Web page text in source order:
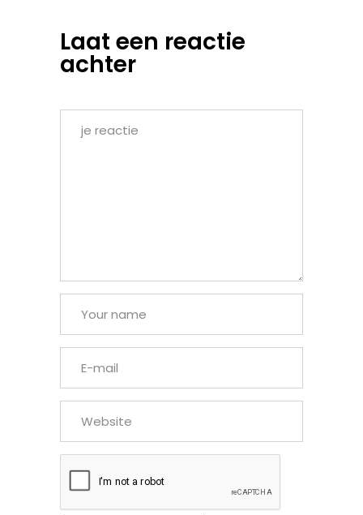
Laat een reactie
achter